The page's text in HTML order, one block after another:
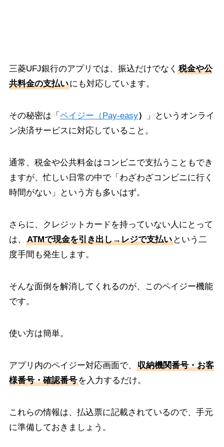
三菱UFJ銀行のアプリでは、振込だけでなく 税金や公
共料金の支払いにも対応しています。
その秘密は「 ペイジー（Pay-easy）
」というオンライ
ン決済サービスに対応していること。
通常、税金や公共料金はコンビニで支払うこともでき
ますが、忙しい日常の中で「わざわざコンビニに行く
時間がない」という方も多いはず。
さらに、クレジットカードを持っていない人にとって
は、
ATMで現金を引き出し→レジで支払いという二
度手間も発生します。
そんな面倒を解消してくれるのが、このペイジー機能
です。
使い方は簡単。
アプリ内のペイジー対応画面で、
収納機関番号・お客
様番号・確認番号を入力するだけ。
これらの情報は、払込票に記載されているので、手元
に準備しておきましょう。